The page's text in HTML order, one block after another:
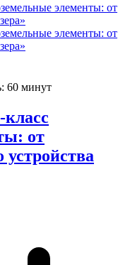
60 минут
от
устройства